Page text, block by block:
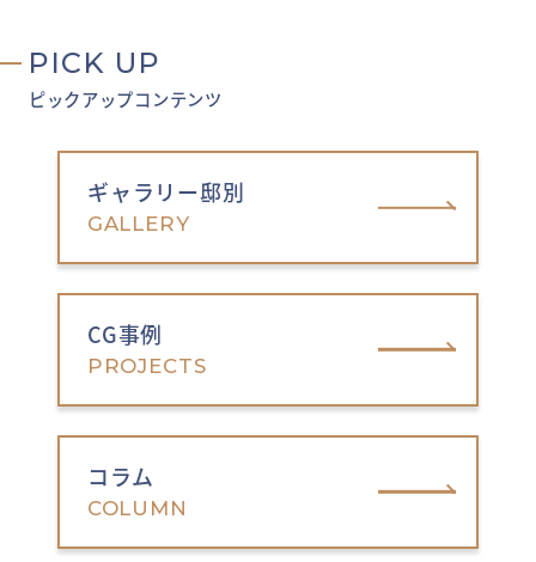
PICK UP
ピックアップコンテンツ
ギャラリー邸別
GALLERY
CG事例
PROJECTS
コラム
COLUMN